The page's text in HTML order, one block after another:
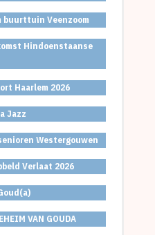
buurttuin Veenzoom
Hindoenstaanse
Haarlem 2026
Jazz
Westergouwen
Verlaat 2026
VAN GOUDA